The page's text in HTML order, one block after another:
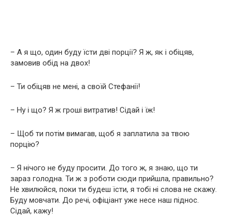
– А я що, один буду їсти дві порції? Я ж, як і обіцяв,
замовив обід на двох!
– Ти обіцяв не мені, а своїй Стефанії!
– Ну і що? Я ж гроші витратив! Сідай і їж!
– Щоб ти потім вимагав, щоб я заплатила за твою
порцію?
– Я нічого не буду просити. До того ж, я знаю, що ти
зараз голодна. Ти ж з роботи сюди прийшла, правильно?
Не хвилюйся, поки ти будеш їсти, я тобі ні слова не скажу.
Буду мовчати. До речі, офіціант уже несе наш піднос.
Сідай, кажу!